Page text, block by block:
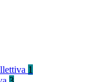
1